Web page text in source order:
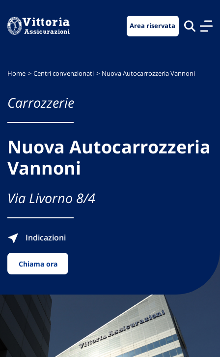
menu
contenuto
footer
Area riservata
Home Centri convenzionati Nuova Autocarrozzeria Vannoni
Carrozzerie
Nuova Autocarrozzeria
Vannoni
Via Livorno 8/4
Indicazioni
Chiama ora